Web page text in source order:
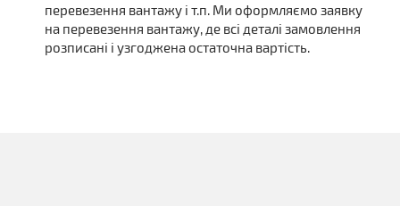
перевезення вантажу і т.п. Ми оформляємо заявку
на перевезення вантажу, де всі деталі замовлення
розписані і узгоджена остаточна вартість.